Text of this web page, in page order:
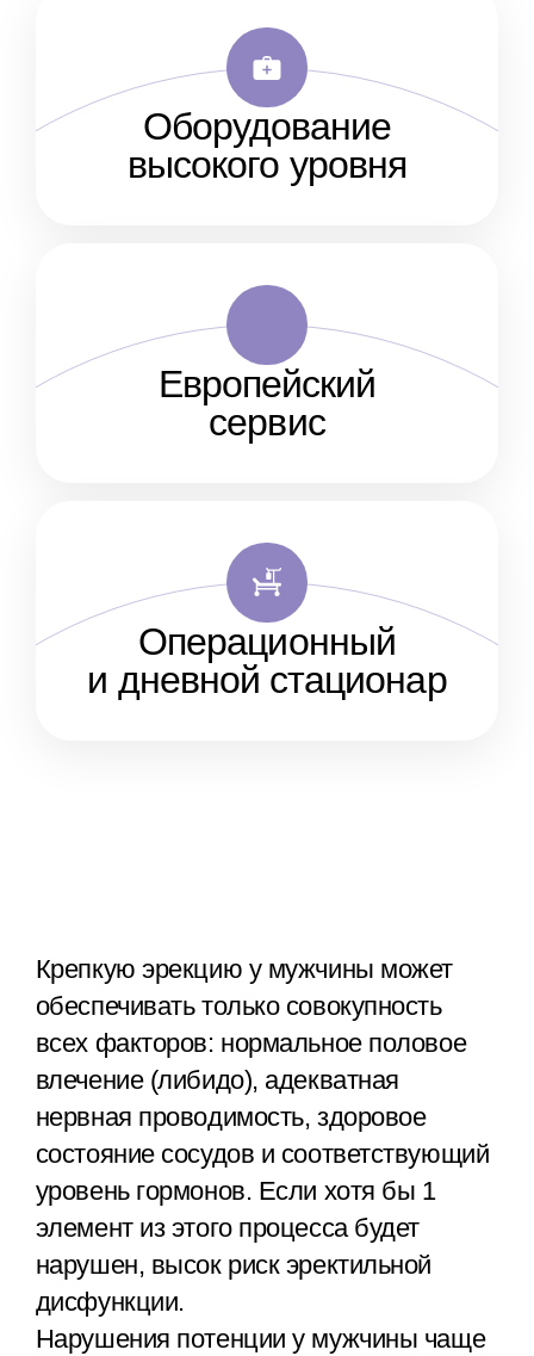
Оборудование
высокого уровня
Европейский
сервис
Операционный
и дневной стационар
Крепкую эрекцию у мужчины может
обеспечивать только совокупность
всех факторов: нормальное половое
влечение (либидо), адекватная
нервная проводимость, здоровое
состояние сосудов и соответствующий
уровень гормонов. Если хотя бы 1
элемент из этого процесса будет
нарушен, высок риск эректильной
дисфункции.
Нарушения потенции у мужчины чаще